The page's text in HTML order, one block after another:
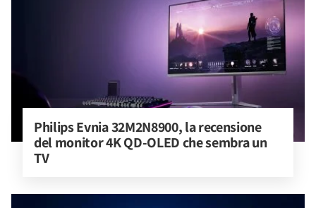
Philips Evnia 32M2N8900, la recensione
del monitor 4K QD-OLED che sembra un
TV